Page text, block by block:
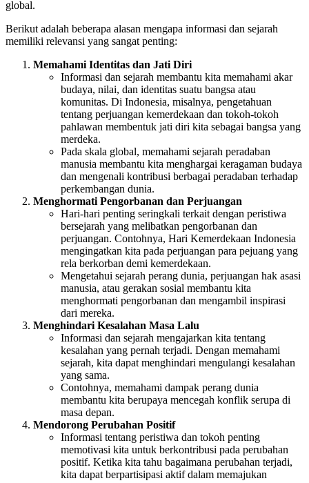
global.
Berikut adalah beberapa alasan mengapa informasi dan sejarah
memiliki relevansi yang sangat penting:
Memahami Identitas dan Jati Diri
Informasi dan sejarah membantu kita memahami akar
budaya, nilai, dan identitas suatu bangsa atau
komunitas. Di Indonesia, misalnya, pengetahuan
tentang perjuangan kemerdekaan dan tokoh-tokoh
pahlawan membentuk jati diri kita sebagai bangsa yang
merdeka.
Pada skala global, memahami sejarah peradaban
manusia membantu kita menghargai keragaman budaya
dan mengenali kontribusi berbagai peradaban terhadap
perkembangan dunia.
Menghormati Pengorbanan dan Perjuangan
Hari-hari penting seringkali terkait dengan peristiwa
bersejarah yang melibatkan pengorbanan dan
perjuangan. Contohnya, Hari Kemerdekaan Indonesia
mengingatkan kita pada perjuangan para pejuang yang
rela berkorban demi kemerdekaan.
Mengetahui sejarah perang dunia, perjuangan hak asasi
manusia, atau gerakan sosial membantu kita
menghormati pengorbanan dan mengambil inspirasi
dari mereka.
Menghindari Kesalahan Masa Lalu
Informasi dan sejarah mengajarkan kita tentang
kesalahan yang pernah terjadi. Dengan memahami
sejarah, kita dapat menghindari mengulangi kesalahan
yang sama.
Contohnya, memahami dampak perang dunia
membantu kita berupaya mencegah konflik serupa di
masa depan.
Mendorong Perubahan Positif
Informasi tentang peristiwa dan tokoh penting
memotivasi kita untuk berkontribusi pada perubahan
positif. Ketika kita tahu bagaimana perubahan terjadi,
kita dapat berpartisipasi aktif dalam memajukan